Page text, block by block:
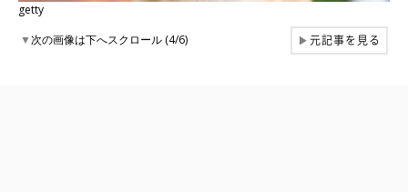
getty
▼次の画像は下へスクロール (4/6) ▶元記事を見る